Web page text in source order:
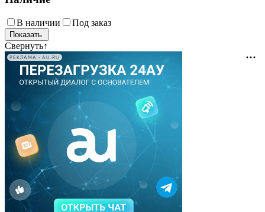
В наличии Под заказ
Свернуть↑
РЕКЛАМА • AU.RU